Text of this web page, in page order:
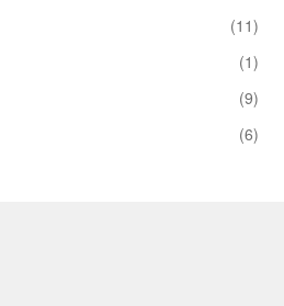
(11)
(1)
(9)
(6)